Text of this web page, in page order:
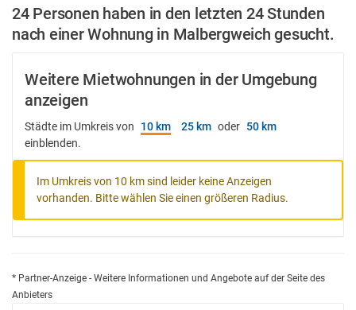
24 Personen haben in den letzten 24 Stunden
nach einer Wohnung in Malbergweich gesucht.
Weitere Mietwohnungen in der Umgebung
anzeigen
Städte im Umkreis von 10 km 25 km oder 50 km
einblenden.
Im Umkreis von 10 km sind leider keine Anzeigen
vorhanden. Bitte wählen Sie einen größeren Radius.
* Partner-Anzeige - Weitere Informationen und Angebote auf der Seite des
Anbieters